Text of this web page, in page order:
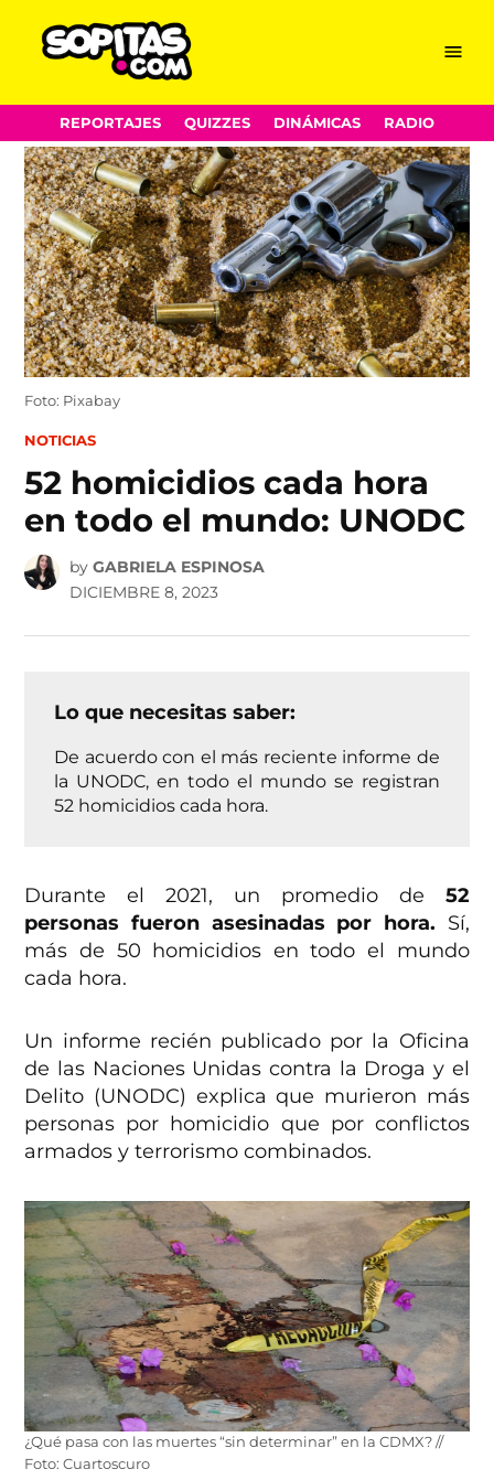
Skip
to
content
Menu
REPORTAJES QUIZZES DINÁMICAS RADIO
Foto: Pixabay
POSTED
NOTICIAS
52 homicidios cada hora
en todo el mundo: UNODC
by GABRIELA ESPINOSA
DICIEMBRE 8, 2023
Lo que necesitas saber:
De acuerdo con el más reciente informe de
la UNODC, en todo el mundo se registran
52 homicidios cada hora.
Durante el 2021, un promedio de 52
personas fueron asesinadas por hora. Sí,
más de 50 homicidios en todo el mundo
cada hora.
Un informe recién publicado por la Oficina
de las Naciones Unidas contra la Droga y el
Delito (UNODC) explica que murieron más
personas por homicidio que por conflictos
armados y terrorismo combinados.
¿Qué pasa con las muertes “sin determinar” en la CDMX? //
Foto: Cuartoscuro